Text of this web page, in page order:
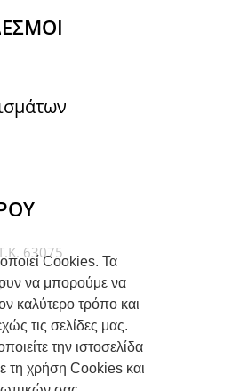
Cookies. Τα
να μπορούμε να
καλύτερο τρόπο και
τις σελίδες μας.
την ιστοσελίδα
τη χρήση Cookies και
63075